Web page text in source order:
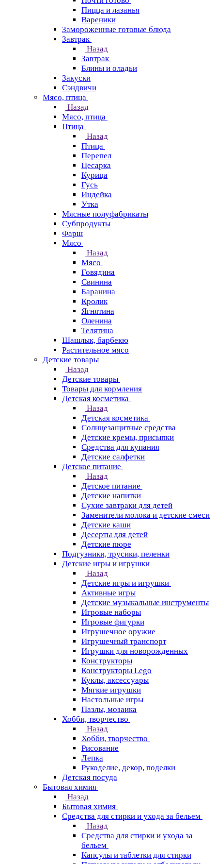
Пицца и лазанья
Вареники
Замороженные готовые блюда
Завтрак
Назад
Завтрак
Блины и оладьи
Закуски
Сэндвичи
Мясо, птица
Назад
Мясо, птица
Птица
Назад
Птица
Перепел
Цесарка
Курица
Гусь
Индейка
Утка
Мясные полуфабрикаты
Субпродукты
Фарш
Мясо
Назад
Мясо
Говядина
Свинина
Баранина
Кролик
Ягнятина
Оленина
Телятина
Шашлык, барбекю
Растительное мясо
Детские товары
Назад
Детские товары
Товары для кормления
Детская косметика
Назад
Детская косметика
Солнцезащитные средства
Детские кремы, присыпки
Средства для купания
Детские салфетки
Детское питание
Назад
Детское питание
Детские напитки
Сухие завтраки для детей
Заменители молока и детские смеси
Детские каши
Десерты для детей
Детские пюре
Подгузники, трусики, пеленки
Детские игры и игрушки
Назад
Детские игры и игрушки
Активные игры
Детские музыкальные инструменты
Игровые наборы
Игровые фигурки
Игрушечное оружие
Игрушечный транспорт
Игрушки для новорожденных
Конструкторы
Конструкторы Lego
Куклы, аксессуары
Мягкие игрушки
Настольные игры
Пазлы, мозаика
Хобби, творчество
Назад
Хобби, творчество
Рисование
Лепка
Рукоделие, декор, поделки
Детская посуда
Бытовая химия
Назад
Бытовая химия
Средства для стирки и ухода за бельем
Назад
Средства для стирки и ухода за
бельем
Капсулы и таблетки для стирки